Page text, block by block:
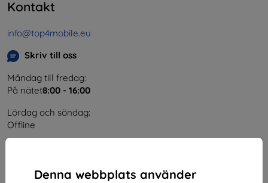
Denna webbplats använder
Kontakt
info@top4mobile.eu
Skriv till oss
Måndag till fredag:
På nätet8:00 - 16:00
Lördag och söndag:
Offline